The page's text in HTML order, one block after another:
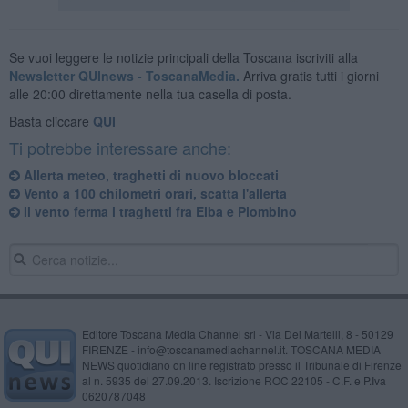
Se vuoi leggere le notizie principali della Toscana iscriviti alla
Newsletter QUInews - ToscanaMedia. Arriva gratis tutti i giorni
alle 20:00 direttamente nella tua casella di posta.
Basta cliccare QUI
Ti potrebbe interessare anche:
Allerta meteo, traghetti di nuovo bloccati
Vento a 100 chilometri orari, scatta l'allerta
Il vento ferma i traghetti fra Elba e Piombino
Editore Toscana Media Channel srl - Via Dei Martelli, 8 - 50129
FIRENZE - info@toscanamediachannel.it. TOSCANA MEDIA
NEWS quotidiano on line registrato presso il Tribunale di Firenze
al n. 5935 del 27.09.2013. Iscrizione ROC 22105 - C.F. e P.Iva
0620787048